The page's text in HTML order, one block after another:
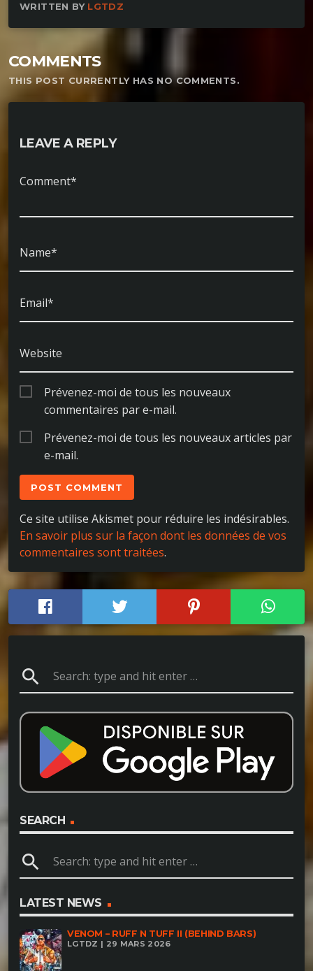
WRITTEN BY LGTDZ
COMMENTS
THIS POST CURRENTLY HAS NO COMMENTS.
LEAVE A REPLY
Comment*
Name*
Email*
Website
Prévenez-moi de tous les nouveaux
commentaires par e-mail.
Prévenez-moi de tous les nouveaux articles par
e-mail.
Ce site utilise Akismet pour réduire les indésirables.
En savoir plus sur la façon dont les données de vos
commentaires sont traitées.
search
SEARCH
search
LATEST NEWS
VENOM – RUFF N TUFF II (BEHIND BARS)
LGTDZ | 29 MARS 2026